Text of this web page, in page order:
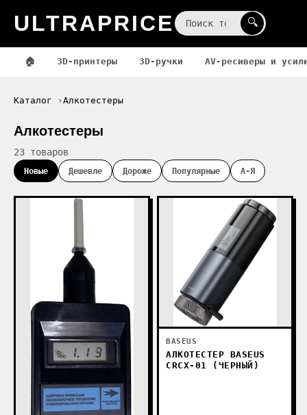
ULTRAPRICE 🔍
🏠 3D-принтеры 3D-ручки AV-ресиверы и
Каталог Алкотестеры
Алкотестеры
23 товаров
Новые Дешевле Дороже Популярные А-Я
BASEUS
АЛКОТЕСТЕР BASEUS
CRCX-01 (ЧЕРНЫЙ)